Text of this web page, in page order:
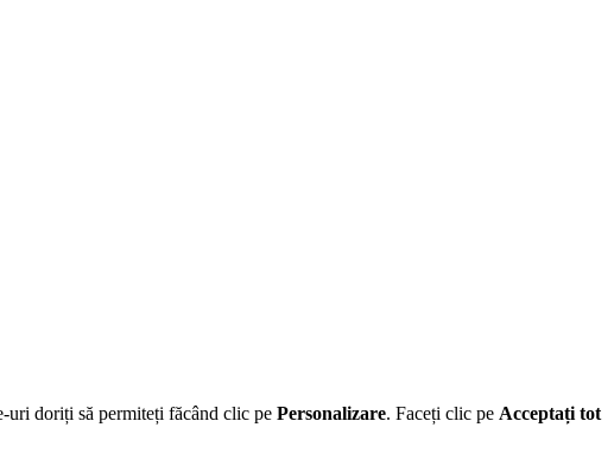
uri doriți să permiteți făcând clic pe Personalizare. Faceți clic pe Acceptați tot